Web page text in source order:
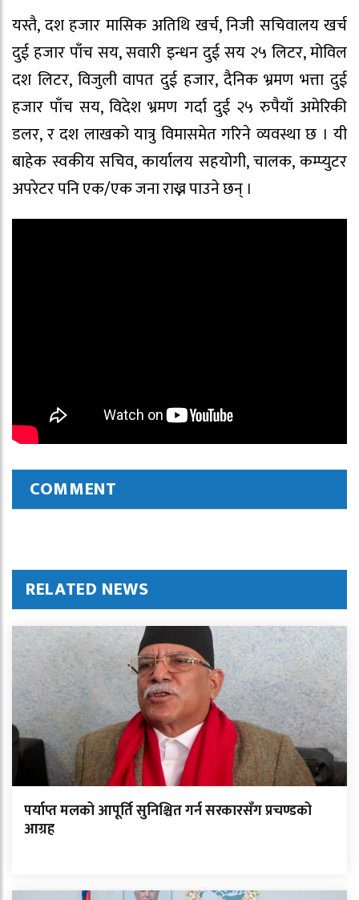
यस्तै, दश हजार मासिक अतिथि खर्च, निजी सचिवालय खर्च
दुई हजार पाँच सय, सवारी इन्धन दुई सय २५ लिटर, मोविल
दश लिटर, विजुली वापत दुई हजार, दैनिक भ्रमण भत्ता दुई
हजार पाँच सय, विदेश भ्रमण गर्दा दुई २५ रुपैयाँ अमेरिकी
डलर, र दश लाखको यात्रु विमासमेत गरिने व्यवस्था छ । यी
बाहेक स्वकीय सचिव, कार्यालय सहयोगी, चालक, कम्प्युटर
अपरेटर पनि एक/एक जना राख्न पाउने छन् ।
COMMENT
RELATED NEWS
पर्याप्त मलको आपूर्ति सुनिश्चित गर्न सरकारसँग प्रचण्डको
आग्रह